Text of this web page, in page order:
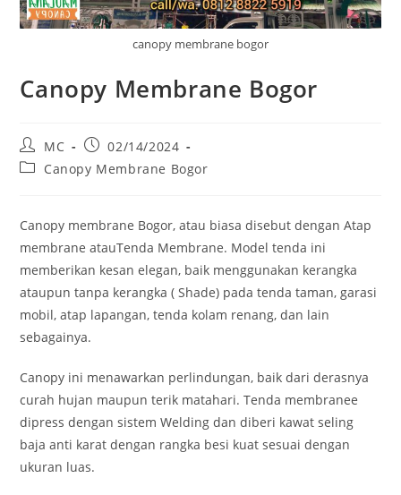
canopy membrane bogor
Canopy Membrane Bogor
Post
author:
MC
Post
published:
02/14/2024
PostCanopy Membrane Bogor
Canopy membrane Bogor, atau biasa disebut dengan Atap
membrane atauTenda Membrane. Model tenda ini
memberikan kesan elegan, baik menggunakan kerangka
ataupun tanpa kerangka ( Shade) pada tenda taman, garasi
mobil, atap lapangan, tenda kolam renang, dan lain
sebagainya.
Canopy ini menawarkan perlindungan, baik dari derasnya
curah hujan maupun terik matahari. Tenda membranee
dipress dengan sistem Welding dan diberi kawat seling
baja anti karat dengan rangka besi kuat sesuai dengan
ukuran luas.